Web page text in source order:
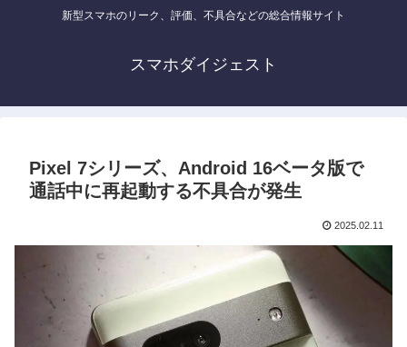
新型スマホのリーク、評価、不具合などの総合情報サイト
スマホダイジェスト
Pixel 7シリーズ、Android 16ベータ版で
通話中に再起動する不具合が発生
2025.02.11